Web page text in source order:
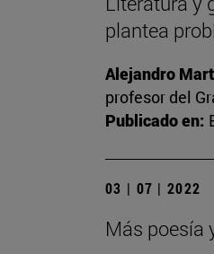
plantea
Alejandro
profesor del
Publicado en:
03 | 07 | 2022
Más poesía